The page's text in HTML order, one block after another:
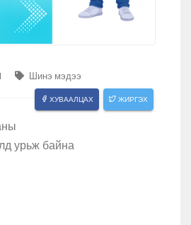
Шинэ мэдээ
ХУВААЛЦАХ ЖИРГЭХ
урьж байна